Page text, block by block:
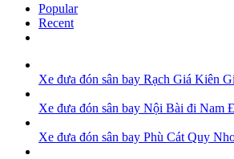
Popular
Recent
Xe đưa đón sân bay Rạch Giá Kiên
Xe đưa đón sân bay Nội Bài đi Nam
Xe đưa đón sân bay Phù Cát Quy